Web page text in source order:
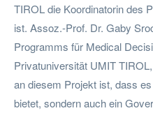
TIROL die Koordinatorin des
ist. Assoz.-Prof. Dr. Gaby
Programms für Medical
Privatuniversität UMIT
an diesem Projekt ist, dass
bietet, sondern auch ein